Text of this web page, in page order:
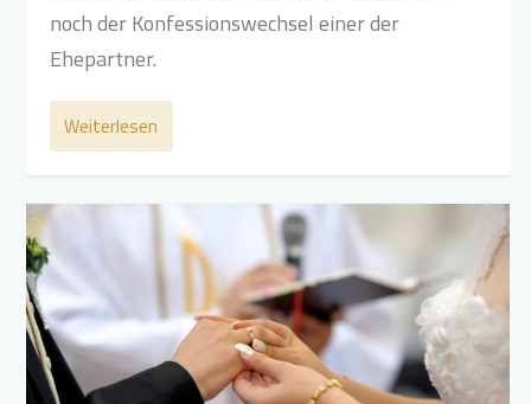
noch der Konfessionswechsel einer der
Ehepartner.
Weiterlesen